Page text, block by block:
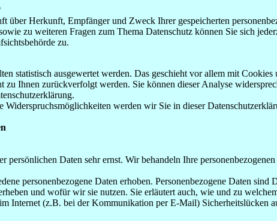
über Herkunft, Empfänger und Zweck Ihrer gespeicherten
zu weiteren Fragen zum Thema Datenschutz können Sie sich
zu.
statistisch ausgewertet werden. Das geschieht vor allem mit
zu Ihnen zurückverfolgt werden. Sie können dieser Analyse
Widerspruchsmöglichkeiten werden wir Sie in dieser
persönlichen Daten sehr ernst. Wir behandeln Ihre
personenbezogene Daten erhoben. Personenbezogene Daten
und wofür wir sie nutzen. Sie erläutert auch, wie und zu
Internet (z.B. bei der Kommunikation per E-Mail)